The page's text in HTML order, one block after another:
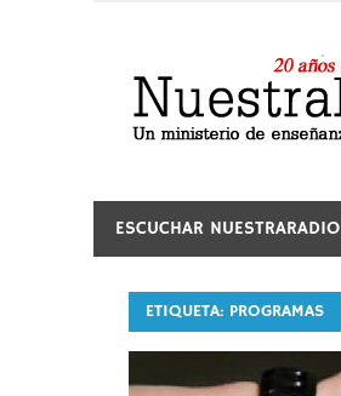
contenido
ESCUCHAR NUESTRARADIO
ETIQUETA: PROGRAMAS